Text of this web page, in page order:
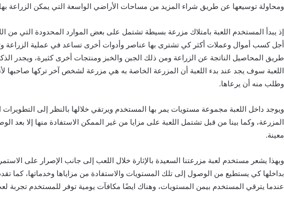
ومحاولة توسيعها عن طريق شراء المزيد من مساحات الأراضي الواسعة التي يمكن الزراعة
إذ يبدأ المستخدم اللعبة بامتلاك مزرعة بسيطة تشتمل على بعض الموارد المحدودة التي من
أجل كسب أموال وعملات أكثر كي تشترى بها عناصر وأدوات أخرى تساعد في عملية الزراعة
طريق المحاصيل الناتجة عن الزراعة ومن ذلك الجبن والخبز ومنتجات أخرى كثيرة، ويجدر
اللعبة سوف يجد عند بدء اللعبة أن المزرعة الخاصة به هي مزرعة لشخص آخر تركها صاحبها
وطلب منه أن يرعاها.
ويوجد داخل اللعبة مجموعة مستويات يمر بها المستخدم ويرتقي خلالها بالنظر إلى التطويرات
المزرعة، وكما بينا من قبل تشتمل اللعبة على مزايا من غير الممكن الاستفادة منها إلا بعد
معينة.
وبهذا يشعر مستخدم لعبة مزرعتنا السعيدة بالإثارة خلال اللعب إلى جانب الإصرار على
بداخلها كي يستطيع من الوصول إلى تلك المستويات والاستفادة من مزاياها وخدماتها، كما
عندما يترقي المستخدم بيمن المستويات، وهناك ايضًا مكافآت يومية توفر للمستخدم تجربة